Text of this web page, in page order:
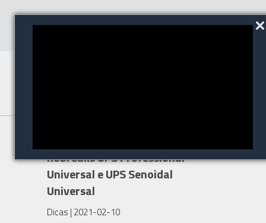
nobreaks UPS Professional
Universal e UPS Senoidal
Universal
Dicas | 2021-02-10